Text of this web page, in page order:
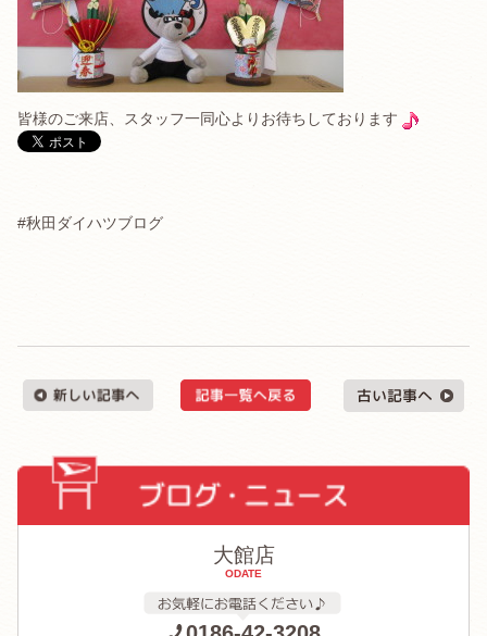
皆様のご来店、スタッフ一同心よりお待ちしております
#秋田ダイハツブログ
大館店
ODATE